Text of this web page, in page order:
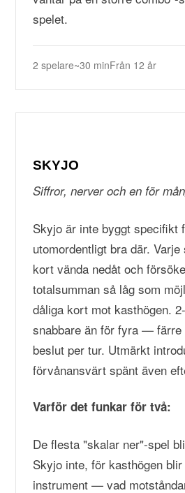
spelet.
2 spelare~30 minFrån 12 år
SKYJO
Siffror, nerver och en för
Skyjo är inte byggt specifikt
utomordentligt bra där.
kort vända nedåt och
totalsumman så låg som
dåliga kort mot kasthögen.
snabbare än för fyra —
beslut per tur. Utmärkt
förvånansvärt spänt även
Varför det funkar för två:
De flesta "skalar ner"-spel
Skyjo inte, för kasthögen
instrument — vad